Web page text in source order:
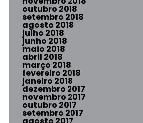
outubro 2018
setembro 2018
agosto 2018
julho 2018
junho 2018
maio 2018
abril 2018
março 2018
fevereiro 2018
janeiro 2018
dezembro 2017
novembro 2017
outubro 2017
setembro 2017
agosto 2017